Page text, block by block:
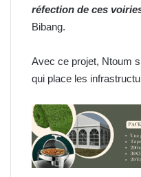
réfection de ces
Bibang.
Avec ce projet, Ntoum
qui place les